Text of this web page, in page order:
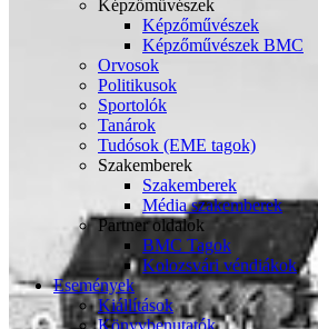
Képzőművészek
Képzőművészek
Képzőművészek BMC
Orvosok
Politikusok
Sportolók
Tanárok
Tudósok (EME tagok)
Szakemberek
Szakemberek
Média szakemberek
Partner oldalok
BMC Tagok
Kolozsvári véndiákok
Események
Kiállítások
Könyvbenutatók